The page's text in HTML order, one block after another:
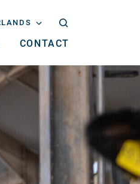
CONTACT